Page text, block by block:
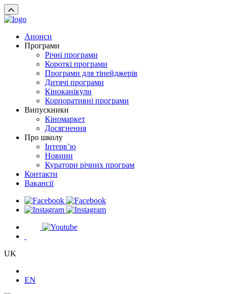
Анонси
Програми
Річні програми
Короткі програми
Програми для тінейджерів
Дитячі програми
Кіноканікули
Корпоративні програми
Випускники
Кіномаркет
Досягнення
Про школу
Інтерв’ю
Новини
Куратори річних програм
Контакти
Вакансії
UK
EN